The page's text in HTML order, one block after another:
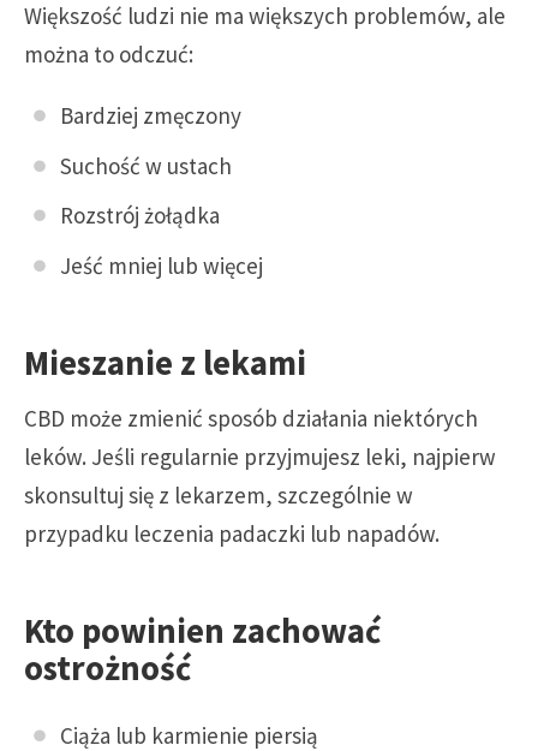
Większość ludzi nie ma większych problemów, ale
można to odczuć:
Bardziej zmęczony
Suchość w ustach
Rozstrój żołądka
Jeść mniej lub więcej
Mieszanie z lekami
CBD może zmienić sposób działania niektórych
leków. Jeśli regularnie przyjmujesz leki, najpierw
skonsultuj się z lekarzem, szczególnie w
przypadku leczenia padaczki lub napadów.
Kto powinien zachować
ostrożność
Ciąża lub karmienie piersią